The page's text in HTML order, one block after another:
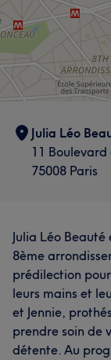
Julia Léo
11
75008 Paris
Julia Léo
8ème
prédilection
leurs mains et
et Jennie,
prendre soin de
détente. Au